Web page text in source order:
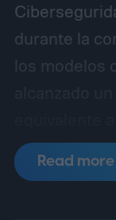
durante la
los modelos
Read more